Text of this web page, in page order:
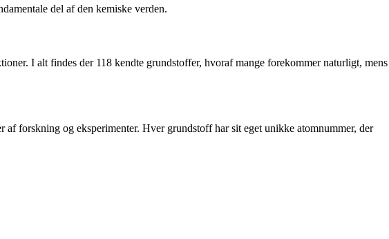
del af den kemiske verden.
I alt findes der 118 kendte grundstoffer, hvoraf mange forekommer naturligt, mens
forskning og eksperimenter. Hver grundstoff har sit eget unikke atomnummer, der